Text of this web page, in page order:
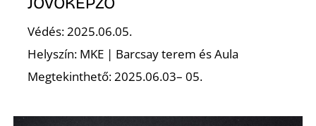
Védés: 2025.06.05.
Helyszín: MKE | Barcsay terem és Aula
Megtekinthető: 2025.06.03– 05.